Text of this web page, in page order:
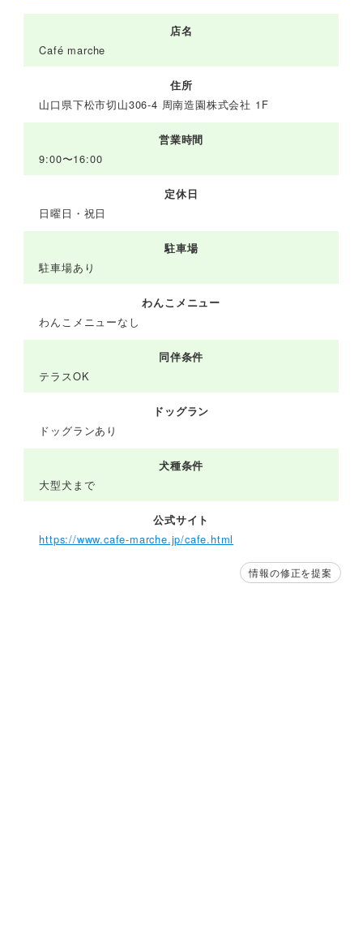
店名
Café marche
住所
山口県下松市切山306-4 周南造園株式会社 1F
営業時間
9:00〜16:00
定休日
日曜日・祝日
駐車場
駐車場あり
わんこメニュー
わんこメニューなし
同伴条件
テラスOK
ドッグラン
ドッグランあり
犬種条件
大型犬まで
公式サイト
https://www.cafe-marche.jp/cafe.html
情報の修正を提案